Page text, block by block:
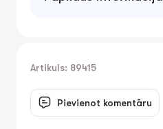
Artikuls: 89415
Pievienot komentāru